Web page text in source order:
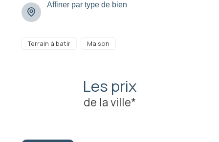
Affiner par type de bien
Terrain à batir Maison
Les prix
de la ville*